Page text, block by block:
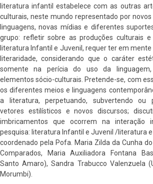
literatura infantil estabelece com as outras
culturais, neste mundo representado por
linguagens, novas mídias e diferentes
grupo: refletir sobre as produções culturais
literatura Infantil e Juvenil, requer ter em
literaridade, considerando que o caráter
somente na perícia do uso da
elementos sócio-culturais. Pretende-se, com
os diferentes meios e linguagens
a literatura, perpetuando, subvertendo ou
vetores estilísticos e novos discursos;
imbricamentos que ocorrem na interação
pesquisa: literatura Infantil e Juvenil /literatura
coordenado pela Pofa. Maria Zilda da Cunha
Comparados, Maria Auxiliadora Fontana
Santo Amaro), Sandra Trabucco Valenzuela
Morumbi).